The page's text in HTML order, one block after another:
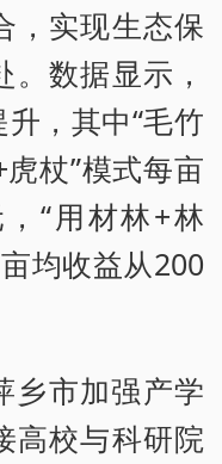
，实现生态保
数据显示，
，其中“毛竹
杖”模式每亩
“用材林+林
均收益从200
乡市加强产学
高校与科研院